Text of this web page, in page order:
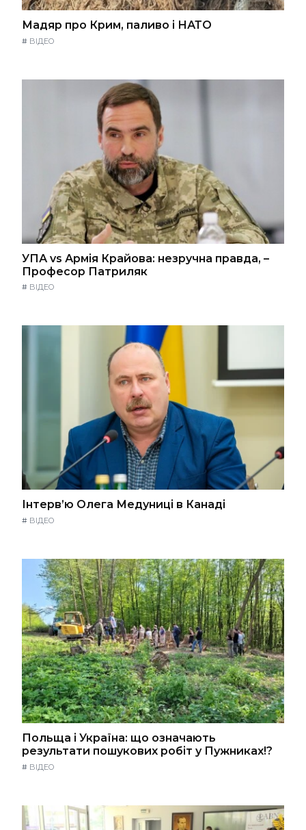
Мадяр про Крим, паливо і НАТО
# ВІДЕО
УПА vs Армія Крайова: незручна правда, –
Професор Патриляк
# ВІДЕО
Інтерв’ю Олега Медуниці в Канаді
# ВІДЕО
Польща і Україна: що означають
результати пошукових робіт у Пужниках!?
# ВІДЕО